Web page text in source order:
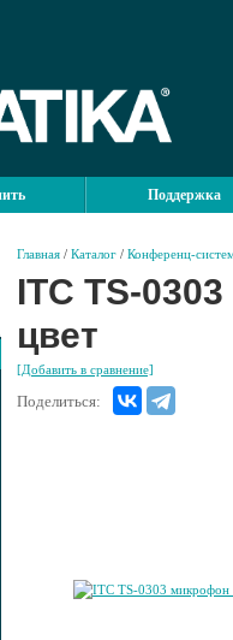
Поддержка
Главная / Каталог / Конференц-
ITC TS-
цвет
[Добавить в сравнение]
Поделиться: